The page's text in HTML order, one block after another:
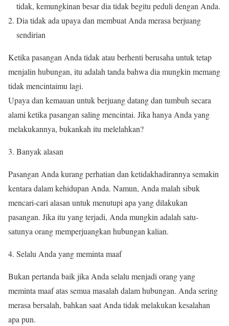
tidak, kemungkinan besar dia tidak begitu peduli dengan Anda.
Dia tidak ada upaya dan membuat Anda merasa berjuang
sendirian
Ketika pasangan Anda tidak atau berhenti berusaha untuk tetap
menjalin hubungan, itu adalah tanda bahwa dia mungkin memang
tidak mencintaimu lagi.
Upaya dan kemauan untuk berjuang datang dan tumbuh secara
alami ketika pasangan saling mencintai. Jika hanya Anda yang
melakukannya, bukankah itu melelahkan?
Banyak alasan
Pasangan Anda kurang perhatian dan ketidakhadirannya semakin
kentara dalam kehidupan Anda. Namun, Anda malah sibuk
mencari-cari alasan untuk menutupi apa yang dilakukan
pasangan. Jika itu yang terjadi, Anda mungkin adalah satu-
satunya orang memperjuangkan hubungan kalian.
Selalu Anda yang meminta maaf
Bukan pertanda baik jika Anda selalu menjadi orang yang
meminta maaf atas semua masalah dalam hubungan. Anda sering
merasa bersalah, bahkan saat Anda tidak melakukan kesalahan
apa pun.